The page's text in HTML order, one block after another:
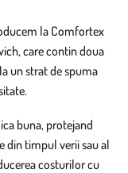
la Comfortex
care contin doua
un strat de spuma
buna, protejand
din timpul verii sau al
costurilor cu